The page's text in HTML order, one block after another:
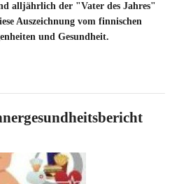
alljährlich der "Vater des Jahres"
Auszeichnung vom finnischen
und Gesundheit.